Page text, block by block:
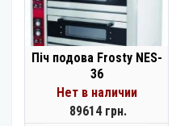
Піч подова Frosty NES-
36
Нет в наличии
89614 грн.